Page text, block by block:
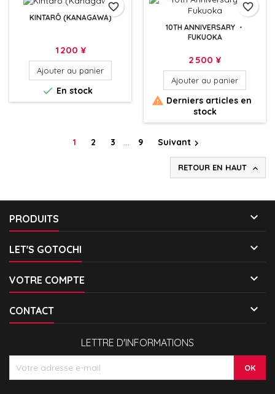
KINTARÔ (KANAGAWA)
Prix
1 200 ¥
Ajouter au panier
 En stock
favorite_border
10TH ANNIVERSARY ・
FUKUOKA
Prix
2 500 ¥
Ajouter au panier
 Derniers articles en
stock
favorite_border
1 2 3 … 9 Suivant 
RETOUR EN HAUT 
PRODUITS 
LET'S GOTOCHI 
VOTRE COMPTE 
CONTACT 
LETTRE D'INFORMATIONS